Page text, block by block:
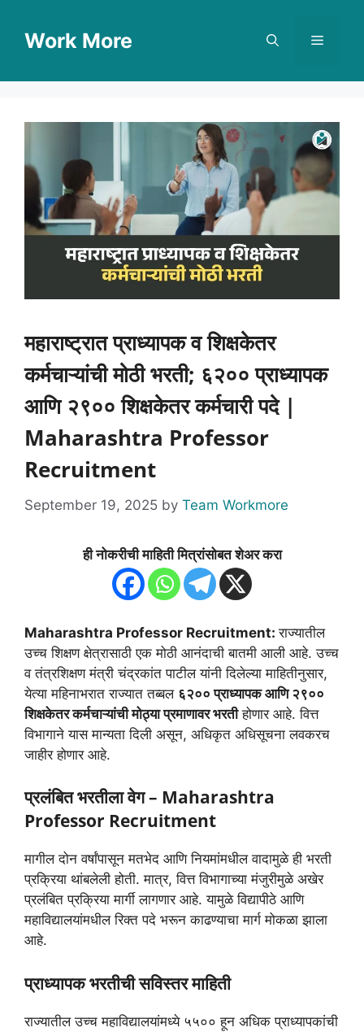
contentWork More Menu
महाराष्ट्रात प्राध्यापक व शिक्षकेतर
कर्मचाऱ्यांची मोठी भरती; ६२०० प्राध्यापक
आणि २९०० शिक्षकेतर कर्मचारी पदे |
Maharashtra Professor
Recruitment
September 19, 2025 by Team Workmore
ही नोकरीची माहिती मित्रांसोबत शेअर करा
Maharashtra Professor Recruitment:राज्यातील
उच्च शिक्षण क्षेत्रासाठी एक मोठी आनंदाची बातमी आली आहे. उच्च
व तंत्रशिक्षण मंत्री चंद्रकांत पाटील यांनी दिलेल्या माहितीनुसार,
येत्या महिनाभरात राज्यात तब्बल ६२०० प्राध्यापक आणि २९००
शिक्षकेतर कर्मचाऱ्यांची मोठ्या प्रमाणावर भरतीहोणार आहे. वित्त
विभागाने यास मान्यता दिली असून, अधिकृत अधिसूचना लवकरच
जाहीर होणार आहे.
प्रलंबित भरतीला वेग – Maharashtra
Professor Recruitment
मागील दोन वर्षांपासून मतभेद आणि नियमांमधील वादामुळे ही भरती
प्रक्रिया थांबलेली होती. मात्र, वित्त विभागाच्या मंजुरीमुळे अखेर
प्रलंबित प्रक्रिया मार्गी लागणार आहे. यामुळे विद्यापीठे आणि
महाविद्यालयांमधील रिक्त पदे भरून काढण्याचा मार्ग मोकळा झाला
आहे.
प्राध्यापक भरतीची सविस्तर माहिती
राज्यातील उच्च महाविद्यालयांमध्ये ५५०० हून अधिक प्राध्यापकांची